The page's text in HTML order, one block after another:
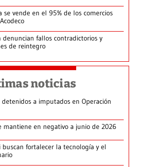
se vende en el 95% de los comercios
denuncian fallos contradictorios y
de reintegro
noticias
a imputados en Operación
mantiene en negativo a junio de 2026
buscan fortalecer la tecnología y el